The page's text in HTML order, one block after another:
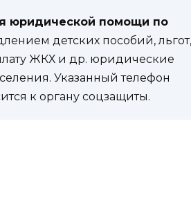
юридической помощи по
детских пособий, льгот,
ЖКХ и др. юридические
Указанный телефон
к органу соцзащиты.